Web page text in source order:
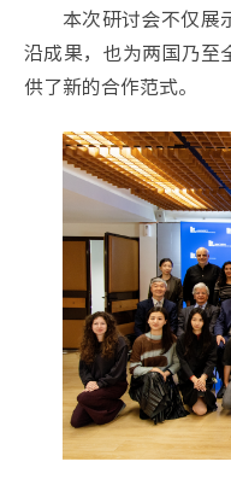
本次研讨会不仅展
沿成果，也为两国乃至
供了新的合作范式。